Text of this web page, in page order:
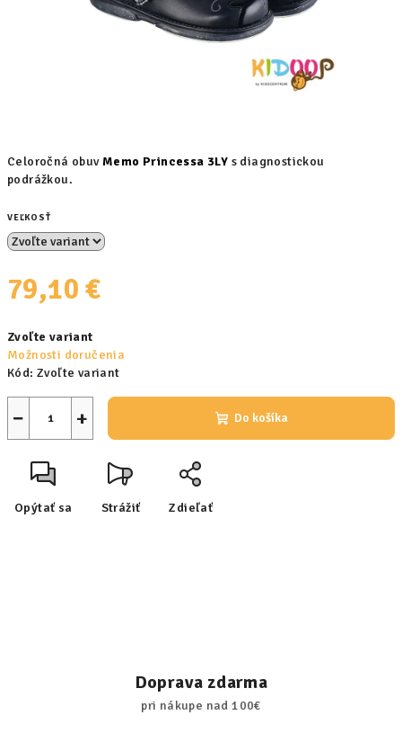
Celoročná obuvMemo Princessa 3LY s diagnostickou
podrážkou.
VEĽKOSŤ
79,10 €
cena:
Zvoľte variant
Možnosti doručenia
Kód: Zvoľte variant
+
− Do košíka
Opýtať sa Strážiť Zdieľať
Doprava zdarma
pri nákupe nad 100€